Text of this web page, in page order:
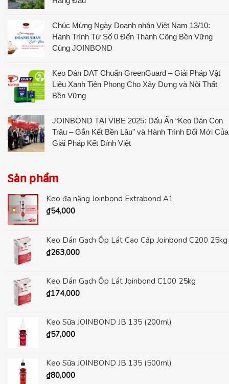
Chúc Mừng Ngày Doanh nhân Việt Nam 13/10:
Hành Trình Từ Số 0 Đến Thành Công Bền Vững
Cùng JOINBOND
Keo Dán DAT Chuẩn GreenGuard – Giải Pháp Vật
Liệu Xanh Tiên Phong Cho Xây Dựng và Nội Thất
Bền Vững
JOINBOND TẠI VIBE 2025: Dấu Ấn “Keo Dán Con
Trâu – Gắn Kết Bền Lâu” và Hành Trình Đổi Mới Của
Giải Pháp Kết Dính Việt
Sản phẩm
Keo đa năng Joinbond Extrabond A1
₫54,000
Keo Dán Gạch Ốp Lát Cao Cấp Joinbond C200 25kg
₫263,000
Keo Dán Gạch Ốp Lát Joinbond C100 25kg
₫174,000
Keo Sữa JOINBOND JB 135 (200ml)
₫57,000
Keo Sữa JOINBOND JB 135 (500ml)
₫80,000